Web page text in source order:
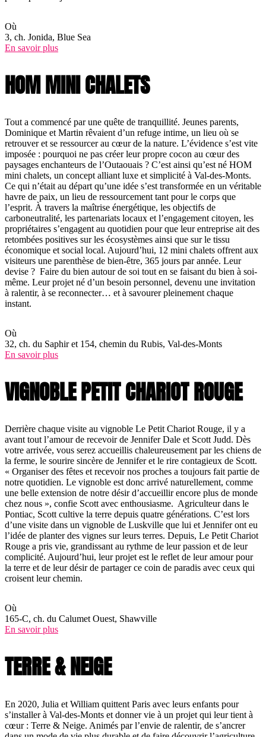
Où
3, ch. Jonida, Blue Sea
En savoir plus
HOM MINI CHALETS
Tout a commencé par une quête de tranquillité. Jeunes parents,
Dominique et Martin rêvaient d’un refuge intime, un lieu où se
retrouver et se ressourcer au cœur de la nature. L’évidence s’est vite
imposée : pourquoi ne pas créer leur propre cocon au cœur des
paysages enchanteurs de l’Outaouais ? C’est ainsi qu’est né HOM
mini chalets, un concept alliant luxe et simplicité à Val-des-Monts.
Ce qui n’était au départ qu’une idée s’est transformée en un véritable
havre de paix, un lieu de ressourcement tant pour le corps que
l’esprit. À travers la maîtrise énergétique, les objectifs de
carboneutralité, les partenariats locaux et l’engagement citoyen, les
propriétaires s’engagent au quotidien pour que leur entreprise ait des
retombées positives sur les écosystèmes ainsi que sur le tissu
économique et social local. Aujourd’hui, 12 mini chalets offrent aux
visiteurs une parenthèse de bien-être, 365 jours par année. Leur
devise ? Faire du bien autour de soi tout en se faisant du bien à soi-
même. Leur projet né d’un besoin personnel, devenu une invitation
à ralentir, à se reconnecter… et à savourer pleinement chaque
instant.
Où
32, ch. du Saphir et 154, chemin du Rubis, Val-des-Monts
En savoir plus
VIGNOBLE PETIT CHARIOT ROUGE
Derrière chaque visite au vignoble Le Petit Chariot Rouge, il y a
avant tout l’amour de recevoir de Jennifer Dale et Scott Judd. Dès
votre arrivée, vous serez accueillis chaleureusement par les chiens de
la ferme, le sourire sincère de Jennifer et le rire contagieux de Scott.
« Organiser des fêtes et recevoir nos proches a toujours fait partie de
notre quotidien. Le vignoble est donc arrivé naturellement, comme
une belle extension de notre désir d’accueillir encore plus de monde
chez nous », confie Scott avec enthousiasme. Agriculteur dans le
Pontiac, Scott cultive la terre depuis quatre générations. C’est lors
d’une visite dans un vignoble de Luskville que lui et Jennifer ont eu
l’idée de planter des vignes sur leurs terres. Depuis, Le Petit Chariot
Rouge a pris vie, grandissant au rythme de leur passion et de leur
complicité. Aujourd’hui, leur projet est le reflet de leur amour pour
la terre et de leur désir de partager ce coin de paradis avec ceux qui
croisent leur chemin.
Où
165-C, ch. du Calumet Ouest, Shawville
En savoir plus
TERRE & NEIGE
En 2020, Julia et William quittent Paris avec leurs enfants pour
s’installer à Val-des-Monts et donner vie à un projet qui leur tient à
cœur : Terre & Neige. Animés par l’envie de ralentir, de s’ancrer